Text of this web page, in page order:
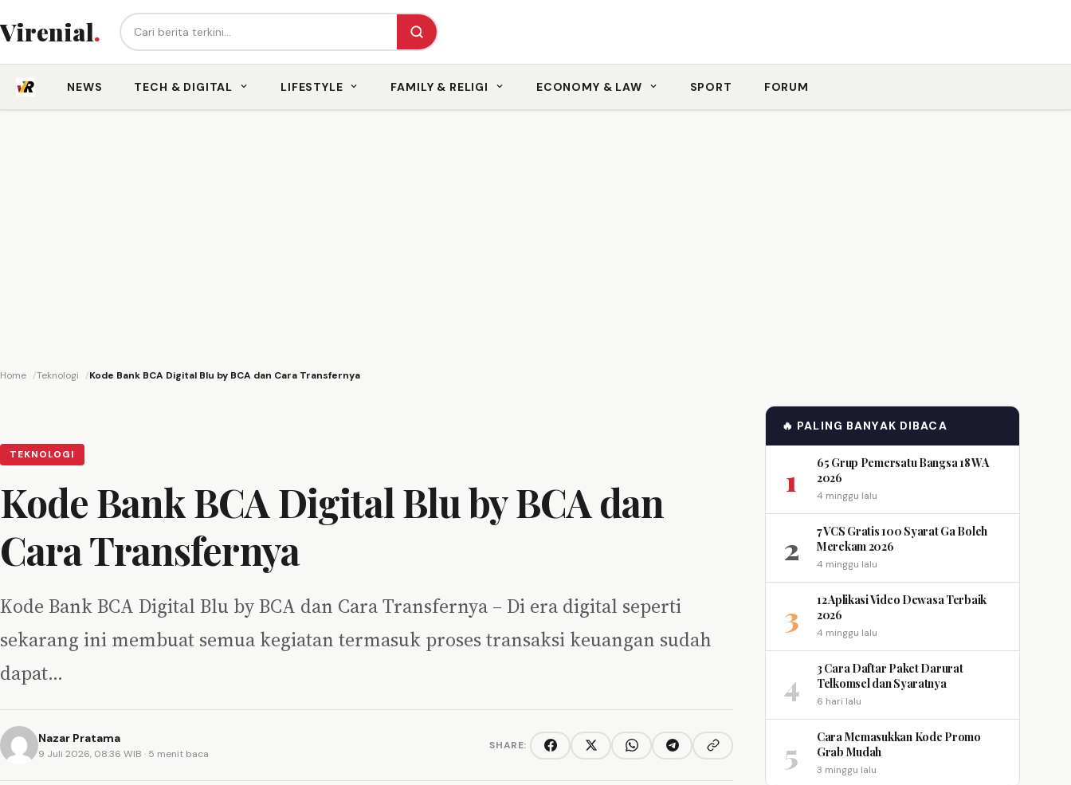
Virenial. Cari berita...
NEWS TECH & DIGITAL LIFESTYLE FAMILY & RELIGI ECONOMY & LAW SPORT FORUM
Home Teknologi Kode Bank BCA Digital Blu by BCA dan Cara Transfernya
TEKNOLOGI
Kode Bank BCA Digital Blu by BCA dan
Cara Transfernya
Kode Bank BCA Digital Blu by BCA dan Cara Transfernya – Di era digital seperti
sekarang ini membuat semua kegiatan termasuk proses transaksi keuangan sudah
dapat…
Nazar Pratama
9 Juli 2026, 08:36 WIB · 5 menit baca
SHARE: FacebookTwitter/XWhatsAppTelegramCopy link
🔥 PALING BANYAK DIBACA
1
65 Grup Pemersatu Bangsa 18 WA
2026
4 minggu lalu
2
7 VCS Gratis 100 Syarat Ga Boleh
Merekam 2026
4 minggu lalu
3
12 Aplikasi Video Dewasa Terbaik
2026
4 minggu lalu
4
3 Cara Daftar Paket Darurat
Telkomsel dan Syaratnya
6 hari lalu
5
Cara Memasukkan Kode Promo
Grab Mudah
3 minggu lalu